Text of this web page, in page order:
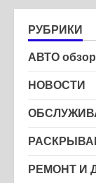
РУБРИКИ
АВТО обзор
НОВОСТИ
РЕМОНТ И